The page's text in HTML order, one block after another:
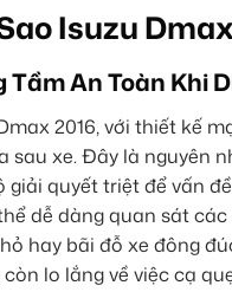
Isuzu
Tầm An Toàn Khi
2016, với thiết kế
sau xe. Đây là nguyên
giải quyết triệt để vấn
dễ dàng quan sát
hay bãi đỗ xe đông
lo lắng về việc cạ